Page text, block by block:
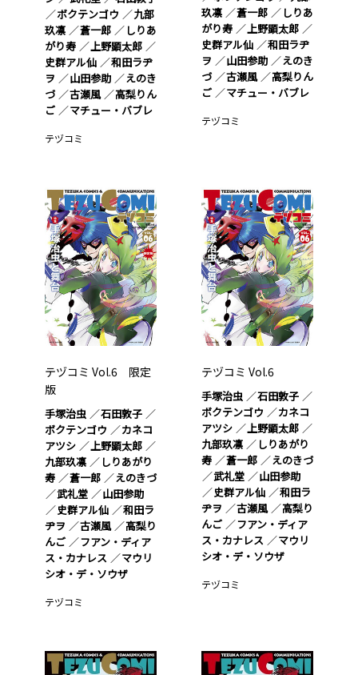
ボクテンゴウ
九部
玖凛
蒼一郎
しりあ
がり寿
上野顕太郎
史群アル仙
和田ラヂ
ヲ
山田参助
えのき
づ
古瀬風
高梨りん
ご
マチュー・バブレ
テヅコミ
玖凛
蒼一郎
しりあ
がり寿
上野顕太郎
史群アル仙
和田ラヂ
ヲ
山田参助
えのき
づ
古瀬風
高梨りん
ご
マチュー・バブレ
テヅコミ
テヅコミ Vol.6 限定
版
手塚治虫
石田敦子
ボクテンゴウ
カネコ
アツシ
上野顕太郎
九部玖凛
しりあがり
寿
蒼一郎
えのきづ
武礼堂
山田参助
史群アル仙
和田ラ
ヂヲ
古瀬風
高梨り
んご
フアン・ディア
ス・カナレス
マウリ
シオ・デ・ソウザ
テヅコミ
テヅコミ Vol.6
手塚治虫
石田敦子
ボクテンゴウ
カネコ
アツシ
上野顕太郎
九部玖凛
しりあがり
寿
蒼一郎
えのきづ
武礼堂
山田参助
史群アル仙
和田ラ
ヂヲ
古瀬風
高梨り
んご
フアン・ディア
ス・カナレス
マウリ
シオ・デ・ソウザ
テヅコミ